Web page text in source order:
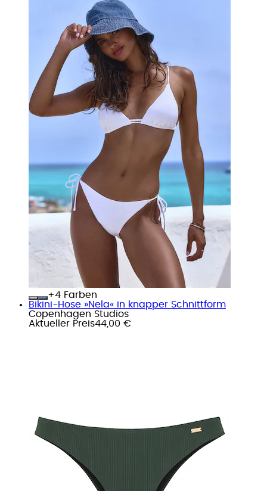
+
Farben
Bikini-Hose »Nela« in knapper Schnittform
Copenhagen Studios
Aktueller Preis44,00 €